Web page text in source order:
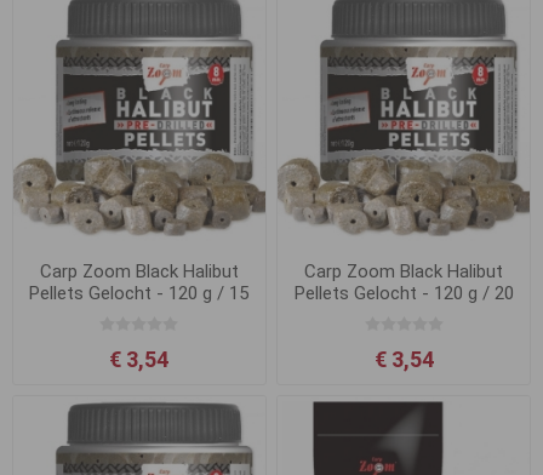
Carp Zoom Black Halibut
Pellets Gelocht - 120 g / 15
€ 3,54
Carp Zoom Black Halibut
Pellets Gelocht - 120 g / 20
€ 3,54